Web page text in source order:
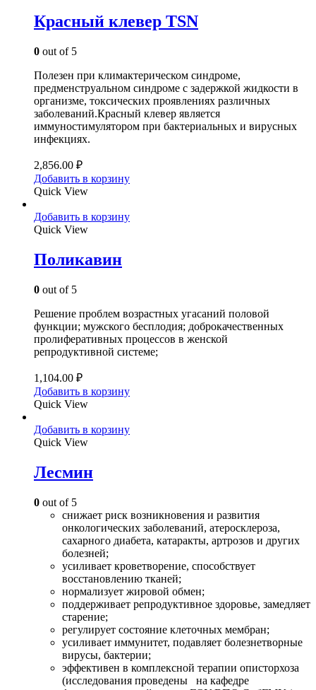
Красный клевер ТSN
0 out of 5
Полезен при климактерическом синдроме,
предменструальном синдроме с задержкой жидкости в
организме, токсических проявлениях различных
заболеваний.Красный клевер является
иммуностимулятором при бактериальных и вирусных
инфекциях.
2,856.00 ₽
Добавить в корзину
Quick View
Добавить в корзину
Quick View
Поликавин
0 out of 5
Решение проблем возрастных угасаний половой
функции; мужского бесплодия; доброкачественных
пролиферативных процессов в женской
репродуктивной системе;
1,104.00 ₽
Добавить в корзину
Quick View
Добавить в корзину
Quick View
Лесмин
0 out of 5
снижает риск возникновения и развития
онкологических заболеваний, атеросклероза,
сахарного диабета, катаракты, артрозов и других
болезней;
усиливает кроветворение, способствует
восстановлению тканей;
нормализует жировой обмен;
поддерживает репродуктивное здоровье, замедляет
старение;
регулирует состояние клеточных мембран;
усиливает иммунитет, подавляет болезнетворные
вирусы, бактерии;
эффективен в комплексной терапии описторхоза
(исследования проведены на кафедре